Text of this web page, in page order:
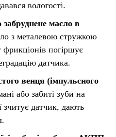
вологості.
масло в
з металевою стружкою
погіршує
датчика.
венця (імпульсного
або забиті зуби на
зчитує датчик, дають